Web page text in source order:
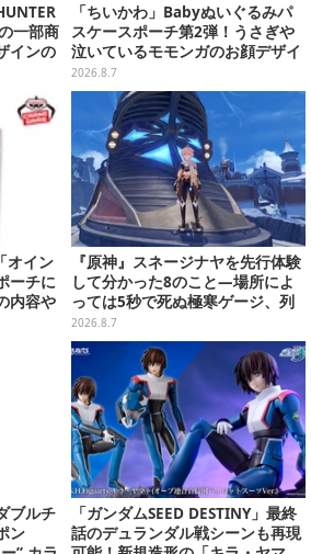
一部商
インの
のセ
「ちいかわ」Babyぬいぐるみパ
スケースポーチ第2弾！うさぎや
泣いているモモンガのお顔デザイ
ン全4種が8月下旬プライズ展開
2026.8.7
オイン
ーチに
内容や
ト
『原神』スネージナヤを先行体験
して分かった8のこと―場所によ
っては5秒で死ぬ極寒ゲージ、列
車は“ダイナミック途中下車”可能
など自由度高め
2026.8.7
ブルチ
ン
「ガンダムSEED DESTINY」最終
話のデュランダル戦シーンも再現